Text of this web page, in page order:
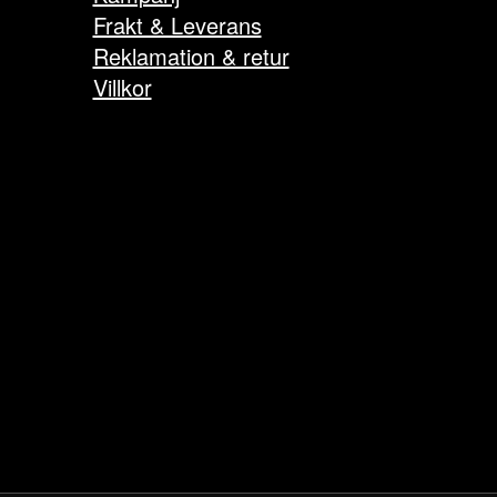
Frakt & Leverans
Reklamation & retur
Villkor